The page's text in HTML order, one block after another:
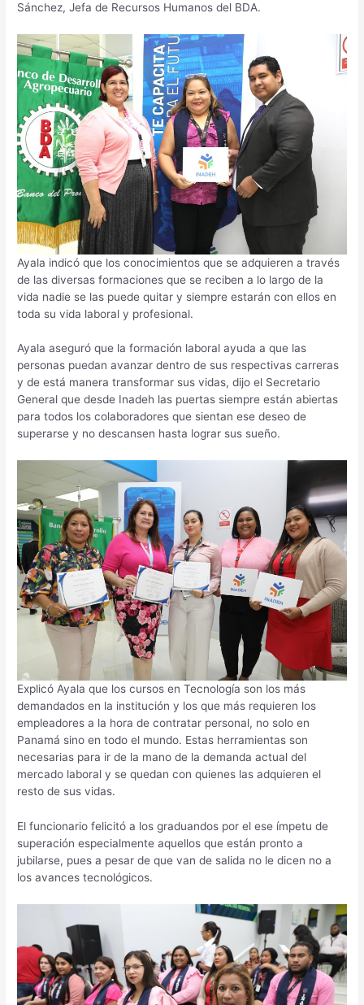
Sánchez, Jefa de Recursos Humanos del BDA.
Ayala indicó que los conocimientos que se adquieren a través
de las diversas formaciones que se reciben a lo largo de la
vida nadie se las puede quitar y siempre estarán con ellos en
toda su vida laboral y profesional.
Ayala aseguró que la formación laboral ayuda a que las
personas puedan avanzar dentro de sus respectivas carreras
y de está manera transformar sus vidas, dijo el Secretario
General que desde Inadeh las puertas siempre están abiertas
para todos los colaboradores que sientan ese deseo de
superarse y no descansen hasta lograr sus sueño.
Explicó Ayala que los cursos en Tecnología son los más
demandados en la institución y los que más requieren los
empleadores a la hora de contratar personal, no solo en
Panamá sino en todo el mundo. Estas herramientas son
necesarias para ir de la mano de la demanda actual del
mercado laboral y se quedan con quienes las adquieren el
resto de sus vidas.
El funcionario felicitó a los graduandos por el ese ímpetu de
superación especialmente aquellos que están pronto a
jubilarse, pues a pesar de que van de salida no le dicen no a
los avances tecnológicos.